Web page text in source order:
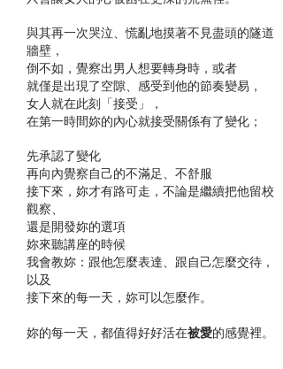
與其再一次哭泣、慌亂地摸著不見盡頭的隧道
牆壁，
倒不如，覺察出男人想要轉身時，或者
就僅是出現了空隙、感受到他的節奏變易，
女人就在此刻「接受」，
在第一時間妳的內心就接受關係有了變化；
先承認了變化
再向內覺察自己的不滿足、不舒服
接下來，妳才有路可走，不論是繼續把他留校
觀察、
還是開發妳的選項
妳來聽講座的時候
我會教妳 ：跟他怎麼表達、跟自己怎麼交待，
以及
接下來的每一天，妳可以怎麼作。
​妳的每一天，都值得好好活在被愛的感覺裡。